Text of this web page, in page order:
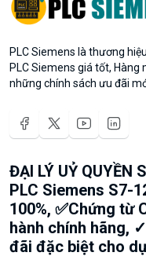
PLC Siemens là thương
PLC Siemens giá tốt, Hàng
những chính sách ưu đãi
ĐẠI LÝ UỶ QUYỀN
PLC Siemens S7-
100%, ✅Chứng từ
hành chính hãng,
đãi đặc biệt cho